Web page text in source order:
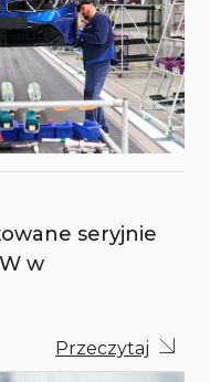
seryjnie
w
Przeczytaj